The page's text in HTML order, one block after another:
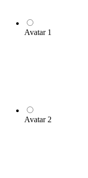
Avatar 1
Avatar 2